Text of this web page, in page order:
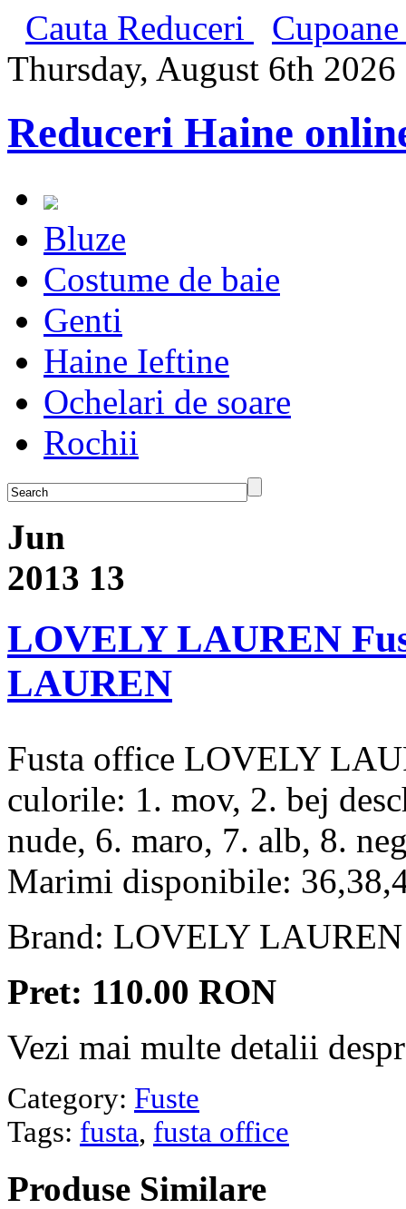
Cauta Reduceri
Thursday, August 6th 2026
Reduceri Haine
Bluze
Costume de baie
Genti
Haine Ieftine
Ochelari de soare
Rochii
Jun
2013 13
LOVELY LAUREN
LAUREN
Fusta office LOVELY
culorile: 1. mov, 2. bej
nude, 6. maro, 7. alb, 8.
Marimi disponibile:
Brand: LOVELY LAUREN
Pret: 110.00 RON
Vezi mai multe detalii
Category: Fuste
Tags: fusta, fusta office
Produse Similare